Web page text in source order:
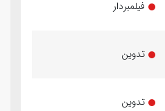
فیلمبردار
تدوین
تدوین